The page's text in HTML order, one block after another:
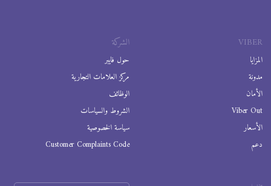
VIBER
المزايا
مدونة
الأمان
Viber Out
الأسعار
دعم
الشركة
حول فايبر
مركز العلامات التجارية
الوظائف
الشروط والسياسات
سياسة الخصوصية
Customer Complaints Code